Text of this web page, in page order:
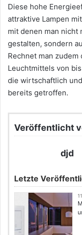
Diese hohe
attraktive Lampen
mit denen man nicht
gestalten, sondern
Rechnet man
Leuchtmittels von
die wirtschaftlich
bereits getroffen.
Veröffentlicht
djd
Letzte